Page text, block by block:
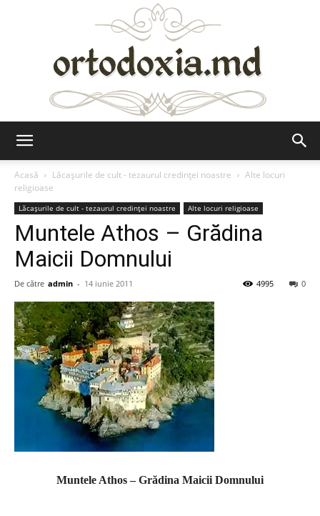
Acasă
Lăcaşurile de cult - tezaurul credinţei noastre
Alte locuri
religioase
Lăcaşurile de cult - tezaurul credinţei noastre Alte locuri religioase
Muntele Athos – Grădina
Maicii Domnului
De către admin - 14 iunie 2011 0
4995
Muntele Athos – Grădina Maicii Domnului